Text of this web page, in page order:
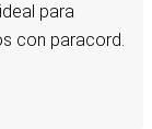
para
con paracord.